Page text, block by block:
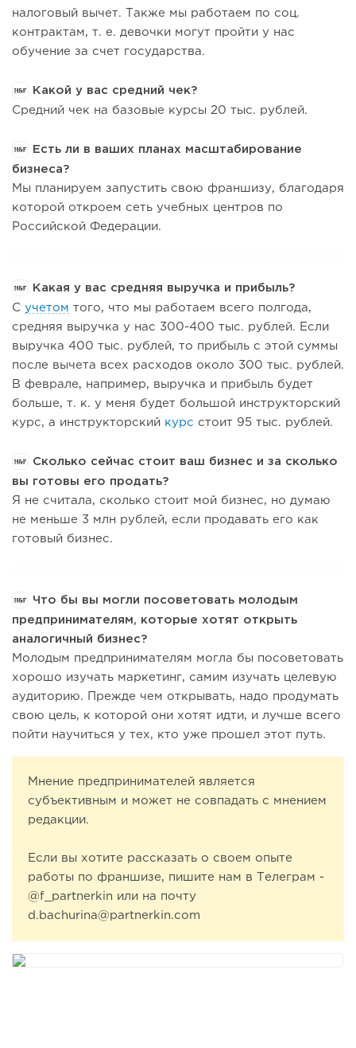
налоговый вычет. Также мы работаем по соц.
контрактам, т. е. девочки могут пройти у нас
обучение за счет государства.
Какой у вас средний чек?
Средний чек на базовые курсы 20 тыс. рублей.
Есть ли в ваших планах масштабирование
бизнеса?
Мы планируем запустить свою франшизу, благодаря
которой откроем сеть учебных центров по
Российской Федерации.
Какая у вас средняя выручка и прибыль?
С учетом того, что мы работаем всего полгода,
средняя выручка у нас 300-400 тыс. рублей. Если
выручка 400 тыс. рублей, то прибыль с этой суммы
после вычета всех расходов около 300 тыс. рублей.
В феврале, например, выручка и прибыль будет
больше, т. к. у меня будет большой инструкторский
курс, а инструкторский курс стоит 95 тыс. рублей.
Сколько сейчас стоит ваш бизнес и за сколько
вы готовы его продать?
Я не считала, сколько стоит мой бизнес, но думаю
не меньше 3 млн рублей, если продавать его как
готовый бизнес.
Что бы вы могли посоветовать молодым
предпринимателям, которые хотят открыть
аналогичный бизнес?
Молодым предпринимателям могла бы посоветовать
хорошо изучать маркетинг, самим изучать целевую
аудиторию. Прежде чем открывать, надо продумать
свою цель, к которой они хотят идти, и лучше всего
пойти научиться у тех, кто уже прошел этот путь.
Мнение предпринимателей является
субъективным и может не совпадать с мнением
редакции.
Если вы хотите рассказать о своем опыте
работы по франшизе, пишите нам в Телеграм -
@f_partnerkin или на почту
d.bachurina@partnerkin.com